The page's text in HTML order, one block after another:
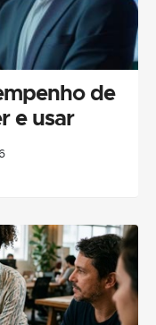
de
e usar